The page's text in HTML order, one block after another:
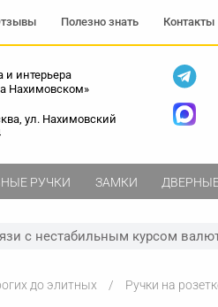
и интерьера
Нахимовском»
ул. Нахимовский
Полезно знать Контакты
РУЧКИ ЗАМКИ
с нестабильным курсом
до элитных Ручки на